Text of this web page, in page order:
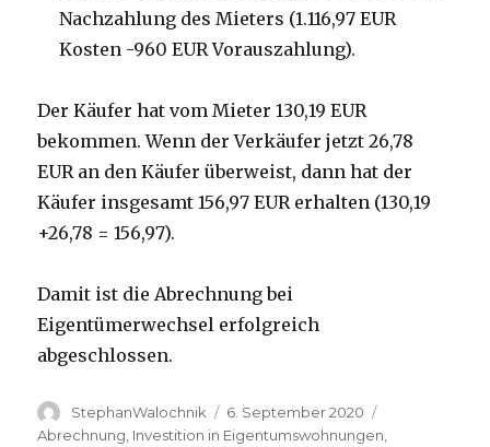
Nachzahlung des Mieters (1.116,97 EUR
Kosten -960 EUR Vorauszahlung).
Der Käufer hat vom Mieter 130,19 EUR
bekommen. Wenn der Verkäufer jetzt 26,78
EUR an den Käufer überweist, dann hat der
Käufer insgesamt 156,97 EUR erhalten (130,19
+26,78 = 156,97).
Damit ist die Abrechnung bei
Eigentümerwechsel erfolgreich
abgeschlossen.
Autor
StephanWalochnik
Veröffentlicht
am
6. September 2020
Abrechnung Investition in Eigentumswohnungen